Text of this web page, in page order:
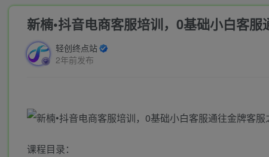
新楠•抖音电商客服培训，0基础小白客
轻创终点站
2年前发布
课程目录：